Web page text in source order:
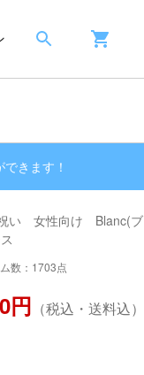
きます！
い 女性向け Blanc(ブ
数：1703点
円 （税込・送料込）